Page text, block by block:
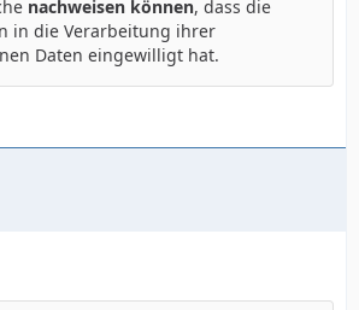
nachweisen können, dass die
in die Verarbeitung ihrer
Daten eingewilligt hat.